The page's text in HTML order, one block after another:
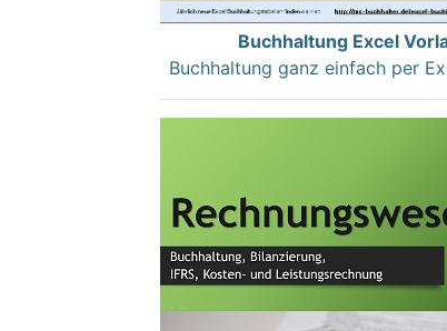
Buchhaltung Excel
Buchhaltung ganz einfach per